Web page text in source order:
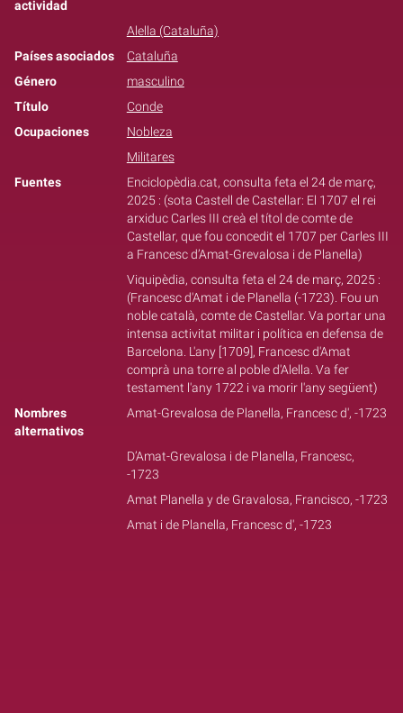
actividad
Alella (Cataluña)
Países asociados
Cataluña
Género
masculino
Título
Conde
Ocupaciones
Nobleza
Militares
Fuentes
Enciclopèdia.cat, consulta feta el 24 de març,
2025 : (sota Castell de Castellar: El 1707 el rei
arxiduc Carles III creà el títol de comte de
Castellar, que fou concedit el 1707 per Carles III
a Francesc d’Amat-Grevalosa i de Planella)
Viquipèdia, consulta feta el 24 de març, 2025 :
(Francesc d'Amat i de Planella (-1723). Fou un
noble català, comte de Castellar. Va portar una
intensa activitat militar i política en defensa de
Barcelona. L'any [1709], Francesc d'Amat
comprà una torre al poble d'Alella. Va fer
testament l'any 1722 i va morir l'any següent)
Nombres
alternativos
Amat-Grevalosa de Planella, Francesc d', -1723
D’Amat-Grevalosa i de Planella, Francesc,
-1723
Amat Planella y de Gravalosa, Francisco, -1723
Amat i de Planella, Francesc d', -1723